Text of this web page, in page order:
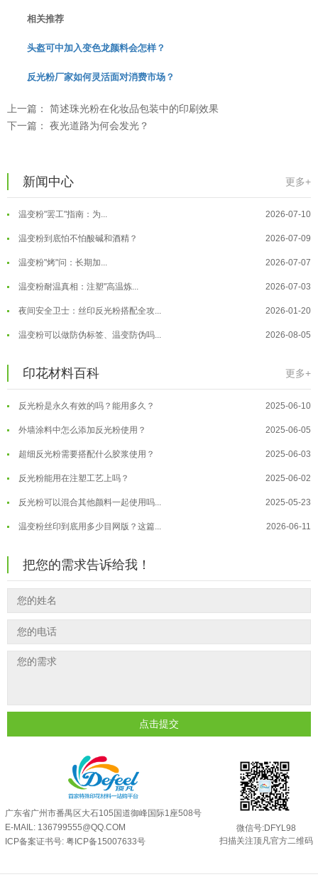
相关推荐
头盔可中加入变色龙颜料会怎样？
反光粉厂家如何灵活面对消费市场？
上一篇： 简述珠光粉在化妆品包装中的印刷效果
下一篇： 夜光道路为何会发光？
新闻中心 更多+
温变粉适合做热变还是冷变？
温变粉大批量保存指南｜做对这几步... 2026-07-17
温变粉"罢工"指南：为...
温变粉到底怕不怕酸碱和酒精？
温变粉"烤"问：长期加...
温变粉耐温真相：注塑"高温炼...
夜间安全卫士：丝印反光粉搭配全攻...
温变粉可以做防伪标签、温变防伪吗...
温变粉注塑后表面翻车？粗糙、颗粒... 2026-07-28
温变粉保质期有多久？开封后如何保... 2026-07-20
温变粉大批量保存指南｜做对这几步... 2026-07-17
温变粉"罢工"指南：为... 2026-07-10
温变粉到底怕不怕酸碱和酒精？ 2026-07-09
温变粉"烤"问：长期加... 2026-07-07
温变粉耐温真相：注塑"高温炼... 2026-07-03
印花材料百科 更多+
超细反光粉怎么印牢度才会更好？ 2025-06-11
反光粉是永久有效的吗？能用多久？
外墙涂料中怎么添加反光粉使用？
超细反光粉需要搭配什么胶浆使用？
反光粉能用在注塑工艺上吗？
反光粉可以混合其他颜料一起使用吗...
温变粉丝印到底用多少目网版？这篇...
印花温变粉最适合用在什么行业上呢...
外墙涂料中怎么添加反光粉使用？
反光粉能用在注塑工艺上吗？ 2025-06-02
反光粉可以混合其他颜料一起使用吗... 2025-05-23
把您的需求告诉给我！
点击提交
广东省广州市番禺区大石105国道御峰国际1座508号
E-MAIL: 136799555@QQ.COM
ICP备案证书号: 粤ICP备15007633号
微信号:DFYL98
扫描关注顶凡官方二维码